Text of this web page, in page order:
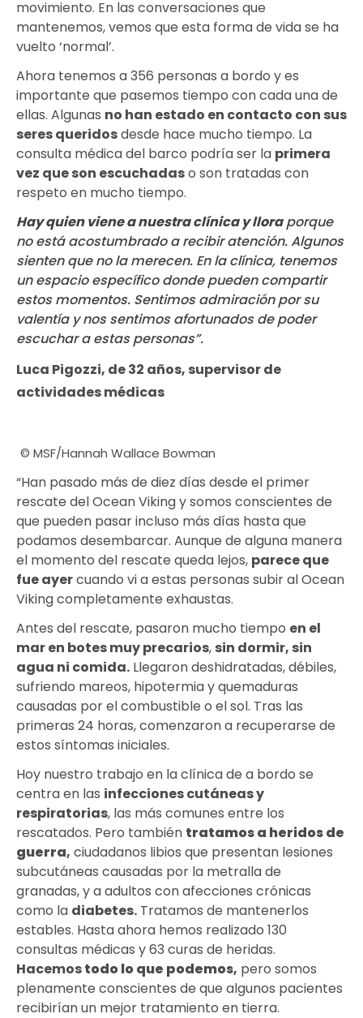
movimiento. En las conversaciones que
mantenemos, vemos que esta forma de vida se ha
vuelto ‘normal’.
Ahora tenemos a 356 personas a bordo y es
importante que pasemos tiempo con cada una de
ellas. Algunas no han estado en contacto con sus
seres queridosdesde hace mucho tiempo. La
consulta médica del barco podría ser la primera
vez que son escuchadaso son tratadas con
respeto en mucho tiempo.
Hay quien viene a nuestra clínica y lloraporque
no está acostumbrado a recibir atención. Algunos
sienten que no la merecen. En la clínica, tenemos
un espacio específico donde pueden compartir
estos momentos. Sentimos admiración por su
valentía y nos sentimos afortunados de poder
escuchar a estas personas”.
Luca Pigozzi, de 32 años, supervisor de
actividades médicas
© MSF/Hannah Wallace Bowman
“Han pasado más de diez días desde el primer
rescate del Ocean Viking y somos conscientes de
que pueden pasar incluso más días hasta que
podamos desembarcar. Aunque de alguna manera
el momento del rescate queda lejos, parece que
fue ayercuando vi a estas personas subir al Ocean
Viking completamente exhaustas.
Antes del rescate, pasaron mucho tiempo en el
mar en botes muy precarios, sin dormir, sin
agua ni comida. Llegaron deshidratadas, débiles,
sufriendo mareos, hipotermia y quemaduras
causadas por el combustible o el sol. Tras las
primeras 24 horas, comenzaron a recuperarse de
estos síntomas iniciales.
Hoy nuestro trabajo en la clínica de a bordo se
centra en las infecciones cutáneas y
respiratorias, las más comunes entre los
rescatados. Pero también tratamos a heridos de
guerra, ciudadanos libios que presentan lesiones
subcutáneas causadas por la metralla de
granadas, y a adultos con afecciones crónicas
como la diabetes. Tratamos de mantenerlos
estables. Hasta ahora hemos realizado 130
consultas médicas y 63 curas de heridas.
Hacemostodo lo que podemos, pero somos
plenamente conscientes de que algunos pacientes
recibirían un mejor tratamiento en tierra.